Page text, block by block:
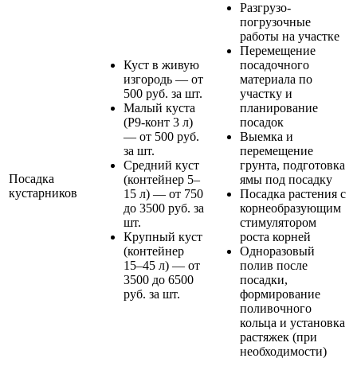
Посадка
кустарников
Куст в живую
изгородь — от
500 руб. за шт.
Малый куста
(Р9-конт 3 л)
— от 500 руб.
за шт.
Средний куст
(контейнер 5–
15 л) — от 750
до 3500 руб. за
шт.
Крупный куст
(контейнер
15–45 л) — от
3500 до 6500
руб. за шт.
Разгрузо-
погрузочные
работы на участке
Перемещение
посадочного
материала по
участку и
планирование
посадок
Выемка и
перемещение
грунта, подготовка
ямы под посадку
Посадка растения с
корнеобразующим
стимулятором
роста корней
Одноразовый
полив после
посадки,
формирование
поливочного
кольца и установка
растяжек (при
необходимости)